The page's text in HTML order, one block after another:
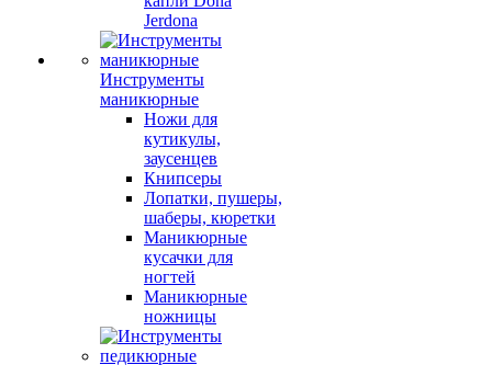
Jerdona
Инструменты
маникюрные
Ножи для
кутикулы,
заусенцев
Книпсеры
Лопатки, пушеры,
шаберы, кюретки
Маникюрные
кусачки для
ногтей
Маникюрные
ножницы